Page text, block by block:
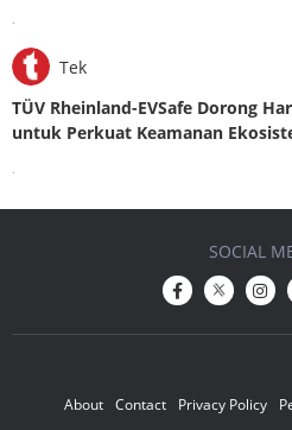
.
Tek
TÜV Rheinland-EVSafe Dorong
untuk Perkuat Keamanan
.
About Contact Privacy Policy
SOCIAL